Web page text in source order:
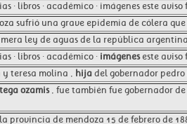
· libros · académico · imágenes este
sufrió una grave epidemia de cólera
ley de aguas de la república
· libros · académico · imágeneseste aviso
teresa molina , hija del gobernador
ozamis, fue también fue gobernador de
provincia de mendoza 15 de febrero de